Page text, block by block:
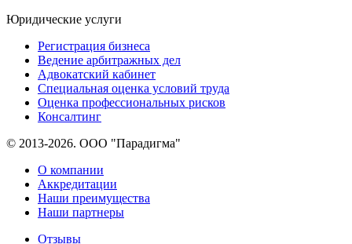
Юридические услуги
Регистрация бизнеса
Ведение арбитражных дел
Адвокатский кабинет
Специальная оценка условий труда
Оценка профессиональных рисков
Консалтинг
© 2013-2026. ООО "Парадигма"
О компании
Аккредитации
Наши преимущества
Наши партнеры
Отзывы